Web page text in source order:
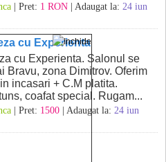
| Pret: 1 RON | Adaugat la: 24 iun
cu Experienta
cu Experienta. Salonul se
Bravu, zona Dimitrov. Oferim
incasari + C.M platita.
coafat special. Rugam...
| Pret: 1500 | Adaugat la: 24 iun